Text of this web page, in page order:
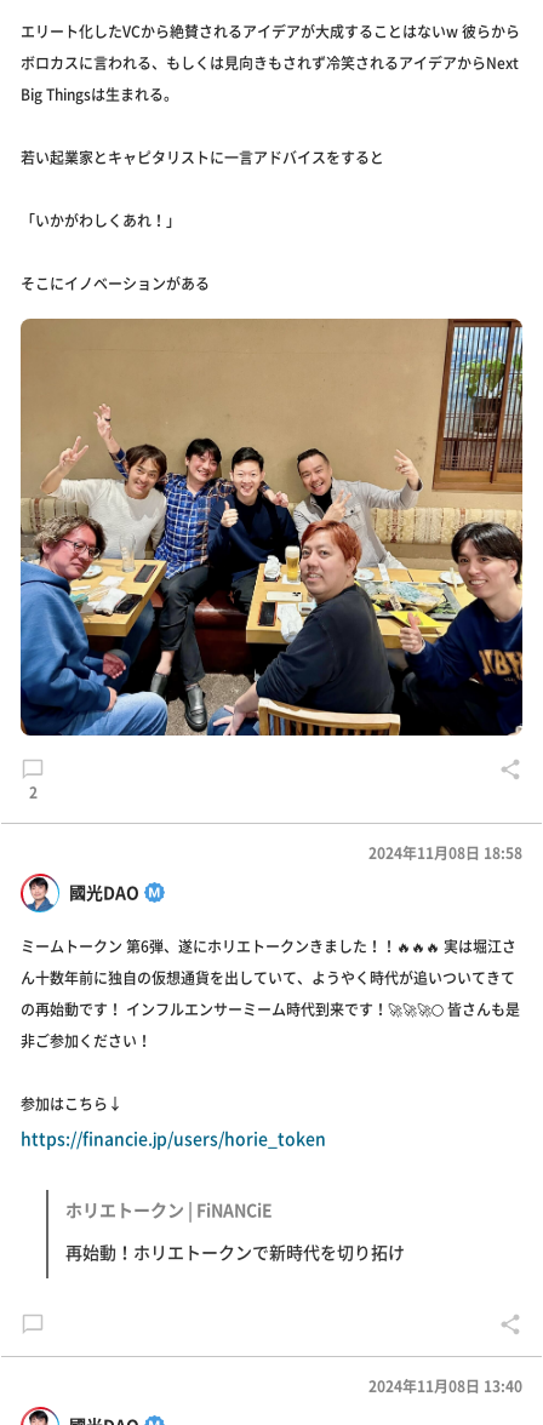
エリート化したVCから絶賛されるアイデアが大成することはないw 彼らから
ボロカスに言われる、もしくは見向きもされず冷笑されるアイデアからNext
Big Thingsは生まれる。
若い起業家とキャピタリストに一言アドバイスをすると
「いかがわしくあれ！」
そこにイノベーションがある
2
國光DAO
2024年11月08日 18:58
ミームトークン 第6弾、遂にホリエトークンきました！！🔥🔥🔥 実は堀江さ
ん十数年前に独自の仮想通貨を出していて、ようやく時代が追いついてきて
の再始動です！ インフルエンサーミーム時代到来です！🚀🚀🚀🌕 皆さんも是
非ご参加ください！
参加はこちら↓
https://financie.jp/users/horie_token
ホリエトークン | FiNANCiE
再始動！ホリエトークンで新時代を切り拓け
2024年11月08日 13:40